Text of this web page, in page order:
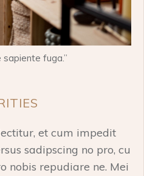
sapiente fuga.”
et cum impedit
sadipscing no pro, cu
nobis repudiare ne. Mei